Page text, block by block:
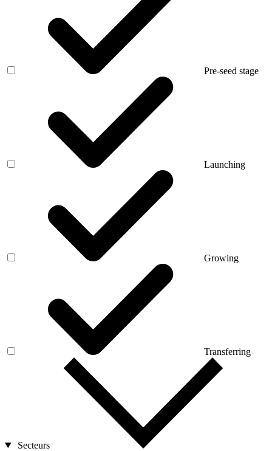
Pre-seed stage
Launching
Growing
Transferring
Secteurs